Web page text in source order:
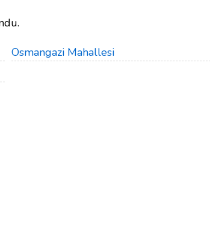
Osmangazi Mahallesi